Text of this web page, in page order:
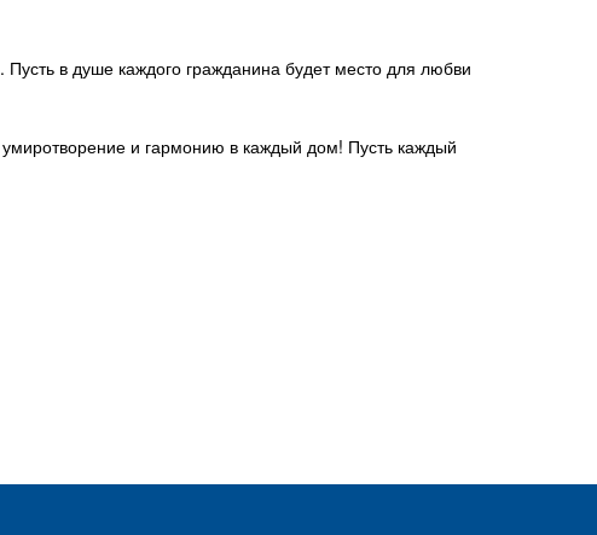
в душе каждого гражданина будет место для любви
и гармонию в каждый дом! Пусть каждый